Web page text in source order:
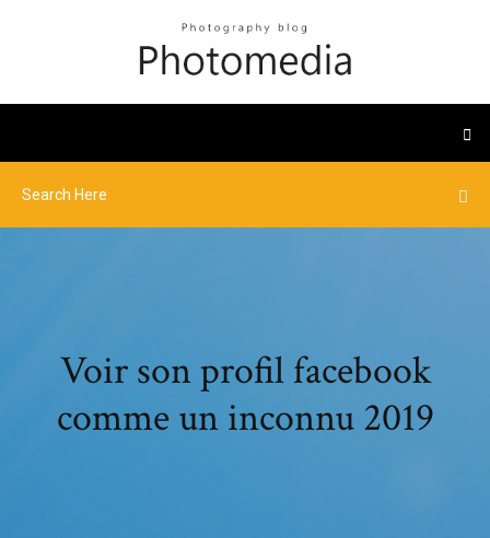
Voir son profil facebook
comme un inconnu 2019